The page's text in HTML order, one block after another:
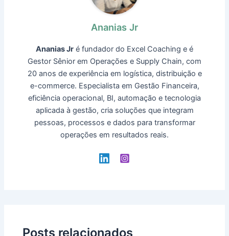
Ananias Jr
Ananias Jr é fundador do Excel Coaching e é
Gestor Sênior em Operações e Supply Chain, com
20 anos de experiência em logística, distribuição e
e-commerce. Especialista em Gestão Financeira,
eficiência operacional, BI, automação e tecnologia
aplicada à gestão, cria soluções que integram
pessoas, processos e dados para transformar
operações em resultados reais.
Posts relacionados